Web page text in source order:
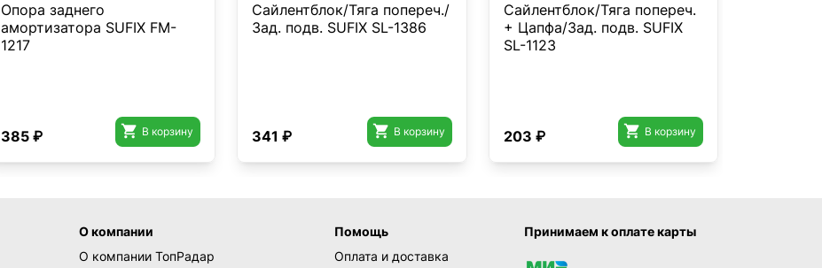
Опора заднего
амортизатора SUFIX FM-
1217
385 ₽  В корзину
Сайлентблок/Тяга попереч./
Зад. подв. SUFIX SL-1386
341 ₽  В корзину
Сайлентблок/Тяга попереч.
+ Цапфа/Зад. подв. SUFIX
SL-1123
203 ₽  В корзину
О компании
О компании ТопРадар
Помощь
Оплата и доставка
Принимаем к оплате карты